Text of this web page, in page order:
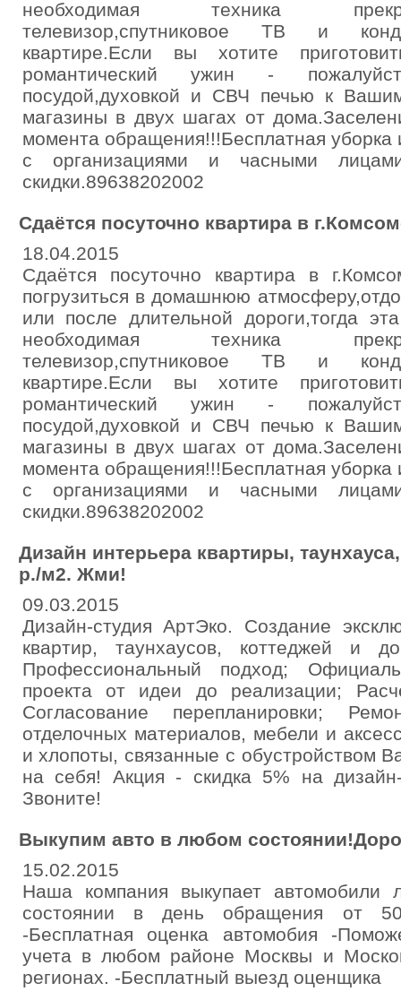
необходимая техника
телевизор,спутниковое ТВ и
квартире.Если вы хотите
романтический ужин -
посудой,духовкой и СВЧ печью к
магазины в двух шагах от
момента обращения!!!Бесплатная
с организациями и часными
скидки.89638202002
Сдаётся посуточно квартира в
18.04.2015
Сдаётся посуточно квартира в
погрузиться в домашнюю
или после длительной дороги,тогда
необходимая техника
телевизор,спутниковое ТВ и
квартире.Если вы хотите
романтический ужин -
посудой,духовкой и СВЧ печью к
магазины в двух шагах от
момента обращения!!!Бесплатная
с организациями и часными
скидки.89638202002
Дизайн интерьера квартиры,
р./м2. Жми!
09.03.2015
Дизайн-студия АртЭко. Создание
квартир, таунхаусов, коттеджей
Профессиональный подход;
проекта от идеи до реализации;
Согласование перепланировки;
отделочных материалов, мебели и
и хлопоты, связанные с обустройством
на себя! Акция - скидка 5% на
Звоните!
Выкупим авто в любом
15.02.2015
Наша компания выкупает
состоянии в день обращения от
-Бесплатная оценка автомобия -
учета в любом районе Москвы и
регионах. -Бесплатный выезд оценщика